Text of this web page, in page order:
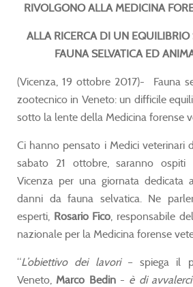
RIVOLGONO ALLA MEDICINA
ALLA RICERCA DI UN EQUILIBRIO
FAUNA SELVATICA ED
(Vicenza, 19 ottobre 2017)- Fauna
zootecnico in Veneto: un difficile
sotto la lente della Medicina forense
Ci hanno pensato i Medici veterinari
sabato 21 ottobre, saranno
Vicenza per una giornata dedicata
danni da fauna selvatica. Ne
esperti, Rosario Fico , responsabile
nazionale per la Medicina forense
“L’obiettivo dei lavori– spiega il
Veneto, Marco Bedin- è di